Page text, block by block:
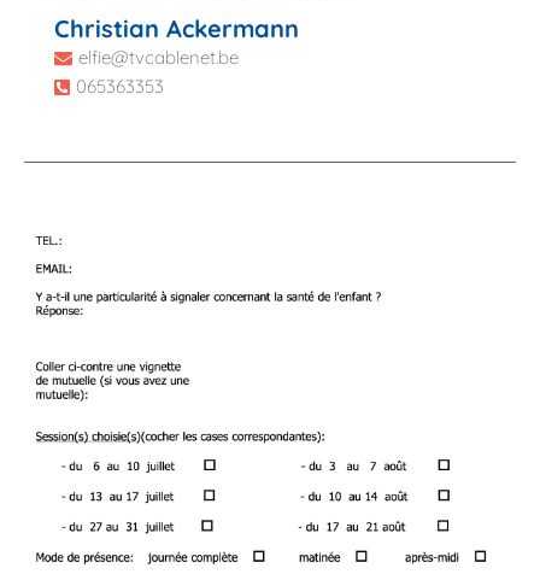
Christian Ackermann
elfie@tvcablenet.be
065363353